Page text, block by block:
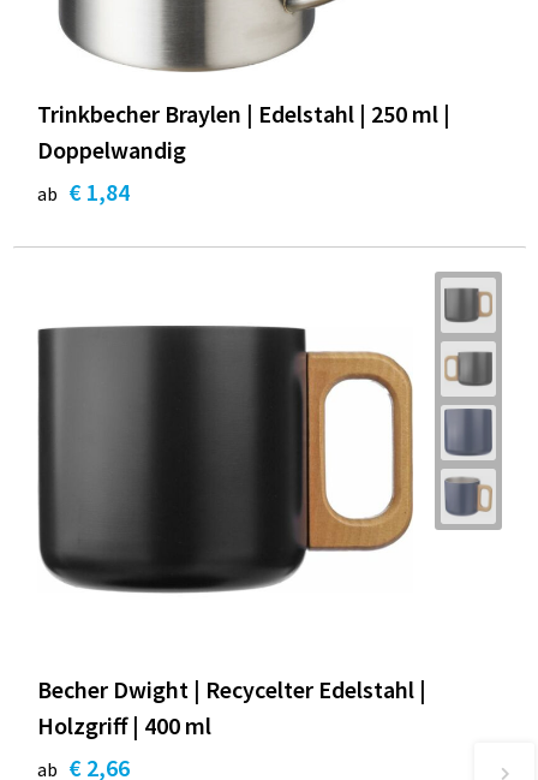
Trinkbecher Braylen | Edelstahl | 250 ml |
Doppelwandig
ab € 1,84
Becher Dwight | Recycelter Edelstahl |
Holzgriff | 400 ml
ab € 2,66